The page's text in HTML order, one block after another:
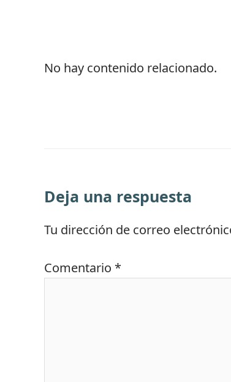
No hay contenido relacionado.
Deja una respuesta
Tu dirección de correo
Comentario *